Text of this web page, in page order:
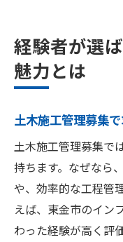
経験者が選
魅力とは
土木施工管理募集
土木施工管理募集で
持ちます。なぜなら
や、効率的な工程管
えば、東金市のイン
わった経験が高く評